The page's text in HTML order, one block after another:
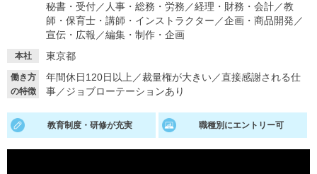
イベントを探す スカウト お知らせ
就活ノウハウ・サポート
就活支援
就活ノウハウが満載！ お役立ち記事・相談室など
秘書・受付／ 人事・総務・労務 ／経理・財務・会計／教
師・保育士・講師・インストラクター ／企画・商品開発 ／
宣伝・広報 ／編集・制作・企画
本社 東京都
働き方
の特徴
年間休日120日以上 ／裁量権が大きい／直接感謝される仕
事／ジョブローテーションあり
教育制度・研修が充実 職種別にエントリー可